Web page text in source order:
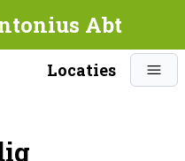
Abt
Locaties